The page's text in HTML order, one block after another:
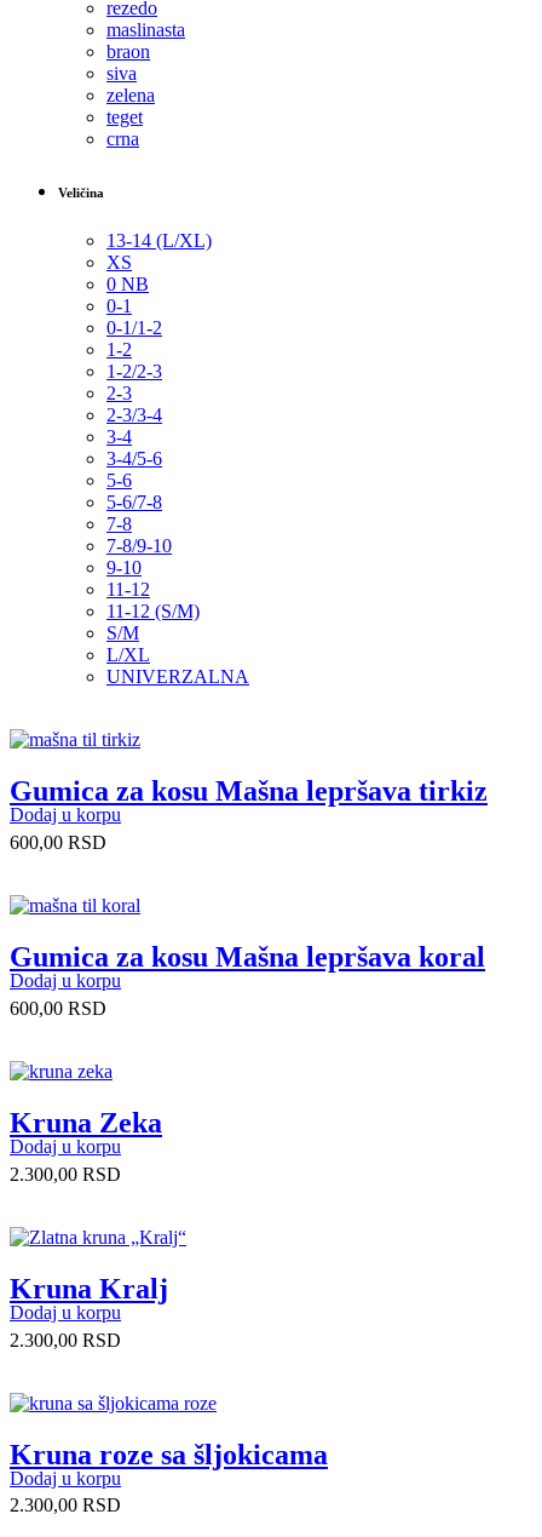
rezedo
maslinasta
braon
siva
zelena
teget
crna
Veličina
13-14 (L/XL)
XS
0 NB
0-1
0-1/1-2
1-2
1-2/2-3
2-3
2-3/3-4
3-4
3-4/5-6
5-6
5-6/7-8
7-8
7-8/9-10
9-10
11-12
11-12 (S/M)
S/M
L/XL
UNIVERZALNA
Dodaj u korpu
Gumica za kosu Mašna lepršava tirkiz
600,00 RSD
Dodaj u korpu
Gumica za kosu Mašna lepršava koral
600,00 RSD
Dodaj u korpu
Kruna Zeka
2.300,00 RSD
Dodaj u korpu
Kruna Kralj
2.300,00 RSD
Dodaj u korpu
Kruna roze sa šljokicama
2.300,00 RSD